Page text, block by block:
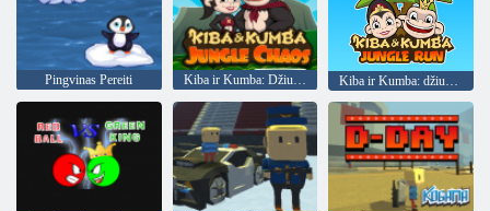
Pingvinas Pereiti Kiba ir Kumba: Džiunglių chaosas Kiba ir Kumba: džiunglių paleidimas